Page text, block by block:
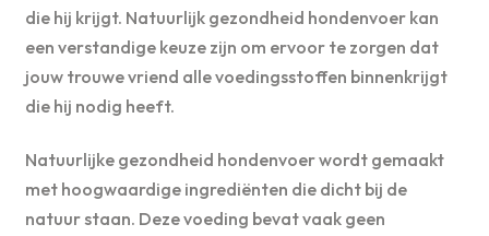
die hij krijgt. Natuurlijk gezondheid hondenvoer kan
een verstandige keuze zijn om ervoor te zorgen dat
jouw trouwe vriend alle voedingsstoffen binnenkrijgt
die hij nodig heeft.
Natuurlijke gezondheid hondenvoer wordt gemaakt
met hoogwaardige ingrediënten die dicht bij de
natuur staan. Deze voeding bevat vaak geen